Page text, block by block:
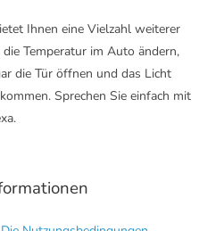
Ihnen eine Vielzahl weiterer
Temperatur im Auto ändern,
die Tür öffnen und das Licht
Sprechen Sie einfach mit